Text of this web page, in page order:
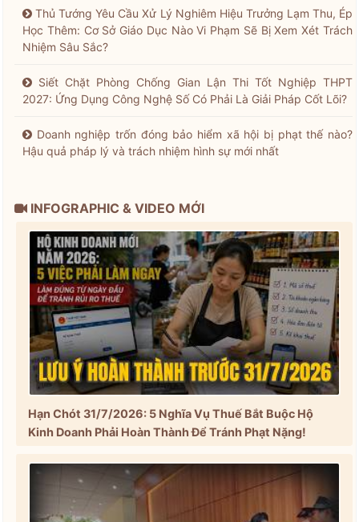
Thủ Tướng Yêu Cầu Xử Lý Nghiêm Hiệu Trưởng Lạm Thu, Ép
Học Thêm: Cơ Sở Giáo Dục Nào Vi Phạm Sẽ Bị Xem Xét Trách
Nhiệm Sâu Sắc?
Siết Chặt Phòng Chống Gian Lận Thi Tốt Nghiệp THPT
2027: Ứng Dụng Công Nghệ Số Có Phải Là Giải Pháp Cốt Lõi?
Doanh nghiệp trốn đóng bảo hiểm xã hội bị phạt thế nào?
Hậu quả pháp lý và trách nhiệm hình sự mới nhất
INFOGRAPHIC & VIDEO MỚI
Hạn Chót 31/7/2026: 5 Nghĩa Vụ Thuế Bắt Buộc Hộ
Kinh Doanh Phải Hoàn Thành Để Tránh Phạt Nặng!